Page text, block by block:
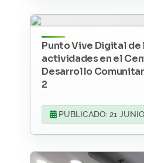
Punto Vive Digital de
actividades en el
Desarrollo
2
PUBLICADO: 21